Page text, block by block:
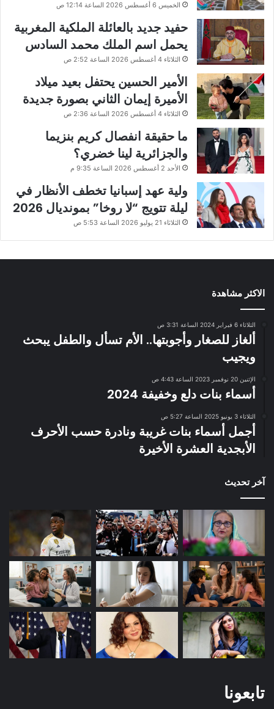
الخميس 6 أغسطس 2026 الساعة 12:14 ص
حفيد جديد بالعائلة الملكية المغربية
يحمل اسم الملك محمد السادس
الثلاثاء 4 أغسطس 2026 الساعة 2:52 ص
الأمير الحسين يحتفل بعيد ميلاد
الأميرة إيمان الثاني بصورة جديدة
الثلاثاء 4 أغسطس 2026 الساعة 2:36 ص
ما حقيقة انفصال كريم بنزيما
والجزائرية لينا خضري؟
الأحد 2 أغسطس 2026 الساعة 9:35 م
ولية عهد إسبانيا تخطف الأنظار في
ليلة تتويج “لا روخا” بمونديال 2026
الثلاثاء 21 يوليو 2026 الساعة 5:53 ص
الاكثر مشاهدة
الثلاثاء 6 فبراير 2024 الساعة 3:31 ص
ألغاز للصغار وأجوبتها.. الأم تسأل والطفل يبحث
ويجيب
الإثنين 20 نوفمبر 2023 الساعة 4:43 ص
أسماء بنات دلع وخفيفة 2024
الثلاثاء 3 يونيو 2025 الساعة 5:27 ص
أجمل أسماء بنات غريبة ونادرة حسب الأحرف
الأبجدية العشرة الأخيرة
آخر تحديث
تابعونا